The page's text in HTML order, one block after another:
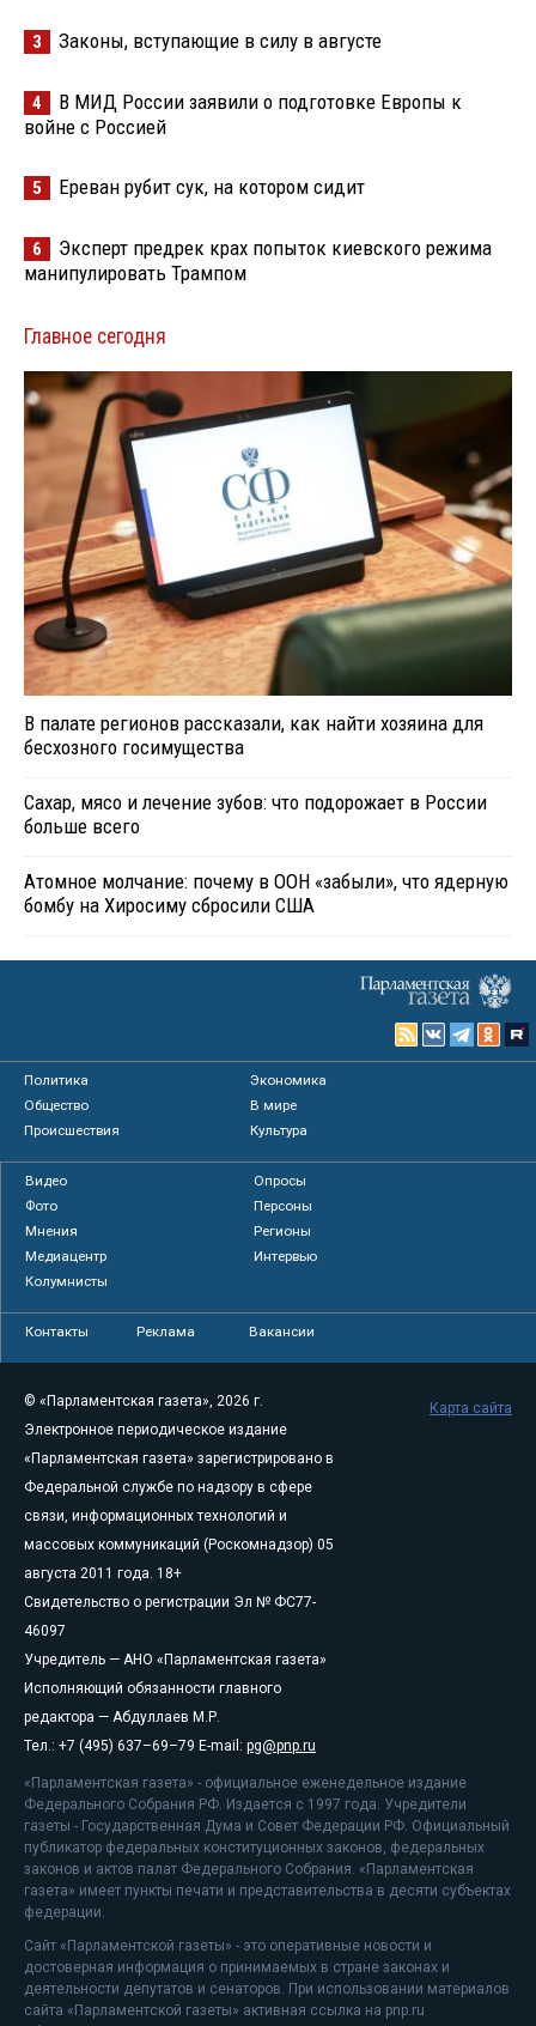
3 Законы, вступающие в силу в августе
4
В МИД России заявили о подготовке Европы к
войне с Россией
5 Ереван рубит сук, на котором сидит
6
Эксперт предрек крах попыток киевского режима
манипулировать Трампом
Главное сегодня
В палате регионов рассказали, как найти хозяина для
бесхозного госимущества
Сахар, мясо и лечение зубов: что подорожает в России
больше всего
Атомное молчание: почему в ООН «забыли», что ядерную
бомбу на Хиросиму сбросили США
Политика
Экономика
Общество
В мире
Происшествия
Культура
Видео
Опросы
Фото
Персоны
Мнения
Регионы
Медиацентр
Интервью
Колумнисты
Контакты Реклама Вакансии
© «Парламентская газета», 2026 г.
Электронное периодическое издание
«Парламентская газета» зарегистрировано в
Федеральной службе по надзору в сфере
связи, информационных технологий и
массовых коммуникаций (Роскомнадзор) 05
августа 2011 года. 18+
Свидетельство о регистрации Эл № ФС77-
46097
Учредитель — АНО «Парламентская газета»
Исполняющий обязанности главного
редактора — Абдуллаев М.Р.
Тел.: +7 (495) 637–69–79 E-mail: pg@pnp.ru
«Парламентская газета» - официальное еженедельное издание
Федерального Собрания РФ. Издается с 1997 года. Учредители
газеты - Государственная Дума и Совет Федерации РФ. Официальный
публикатор федеральных конституционных законов, федеральных
законов и актов палат Федерального Собрания. «Парламентская
газета» имеет пункты печати и представительства в десяти субъектах
федерации.
Сайт «Парламентской газеты» - это оперативные новости и
достоверная информация о принимаемых в стране законах и
деятельности депутатов и сенаторов. При использовании материалов
сайта «Парламентской газеты» активная ссылка на pnp.ru
Карта сайта